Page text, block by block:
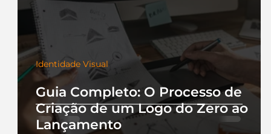
Guia Completo: O Processo de
Criação de um Logo do Zero ao
Lançamento
Identidade Visual